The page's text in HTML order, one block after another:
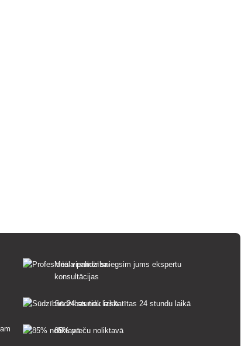
Mēs vienmēr sniegsim jums ekspertu
konsultācijas
Sūdzības tiek izskatītas 24 stundu laikā
85% preču noliktavā